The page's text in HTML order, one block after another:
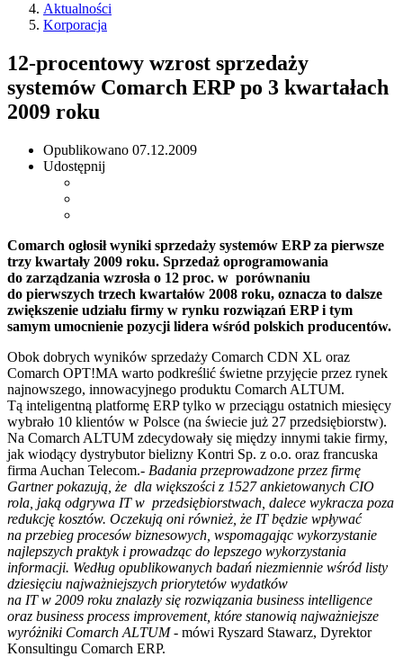
Aktualności
Korporacja
12-procentowy wzrost sprzedaży
systemów Comarch ERP po 3 kwartałach
2009 roku
Opublikowano 07.12.2009
Udostępnij
Comarch ogłosił wyniki sprzedaży systemów ERP za pierwsze
trzy kwartały 2009 roku. Sprzedaż oprogramowania
do zarządzania wzrosła o 12 proc. w porównaniu
do pierwszych trzech kwartałów 2008 roku, oznacza to dalsze
zwiększenie udziału firmy w rynku rozwiązań ERP i tym
samym umocnienie pozycji lidera wśród polskich producentów.
Obok dobrych wyników sprzedaży Comarch CDN XL oraz
Comarch OPT!MA warto podkreślić świetne przyjęcie przez rynek
najnowszego, innowacyjnego produktu Comarch ALTUM.
Tą inteligentną platformę ERP tylko w przeciągu ostatnich miesięcy
wybrało 10 klientów w Polsce (na świecie już 27 przedsiębiorstw).
Na Comarch ALTUM zdecydowały się między innymi takie firmy,
jak wiodący dystrybutor bielizny Kontri Sp. z o.o. oraz francuska
firma Auchan Telecom.- Badania przeprowadzone przez firmę
Gartner pokazują, że dla większości z 1527 ankietowanych CIO
rola, jaką odgrywa IT w przedsiębiorstwach, dalece wykracza poza
redukcję kosztów. Oczekują oni również, że IT będzie wpływać
na przebieg procesów biznesowych, wspomagając wykorzystanie
najlepszych praktyk i prowadząc do lepszego wykorzystania
informacji. Według opublikowanych badań niezmiennie wśród listy
dziesięciu najważniejszych priorytetów wydatków
na IT w 2009 roku znalazły się rozwiązania business intelligence
oraz business process improvement, które stanowią najważniejsze
wyróżniki Comarch ALTUM- mówi Ryszard Stawarz, Dyrektor
Konsultingu Comarch ERP.